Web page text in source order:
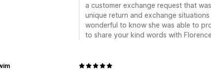
a customer exchange request that
unique return and exchange
wonderful to know she was able to
to share your kind words with